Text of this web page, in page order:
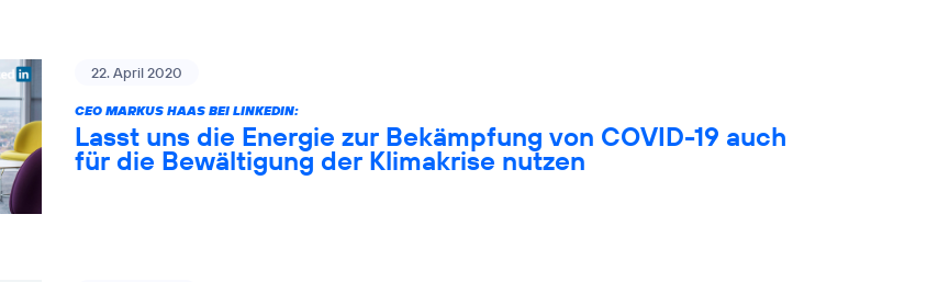
22. April 2020
CEO MARKUS HAAS BEI LINKEDIN:
Lasst uns die Energie zur Bekämpfung von COVID-19 auch
für die Bewältigung der Klimakrise nutzen